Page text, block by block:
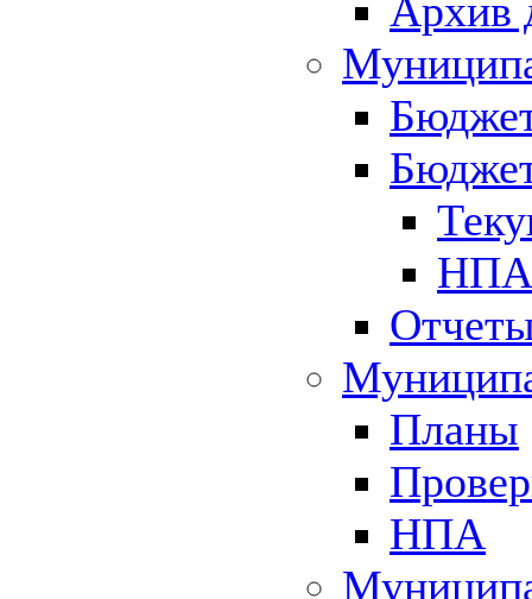
Архив
НПА
Планы
НПА